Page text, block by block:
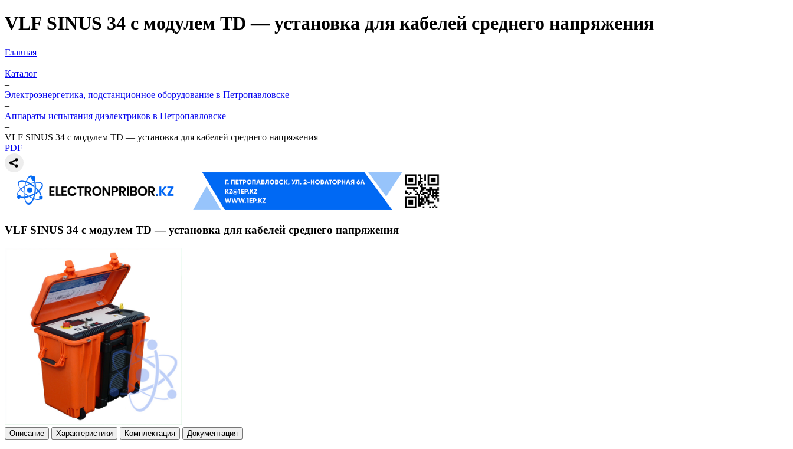
VLF SINUS 34 с модулем TD — установка для кабелей среднего напряжения
Главная
–
Каталог
–
Электроэнергетика, подстанционное оборудование в Петропавловске
–
Аппараты испытания диэлектриков в Петропавловске
–
VLF SINUS 34 с модулем TD — установка для кабелей среднего напряжения
PDF
VLF SINUS 34 с модулем TD — установка для кабелей среднего напряжения
Описание Характеристики Комплектация Документация